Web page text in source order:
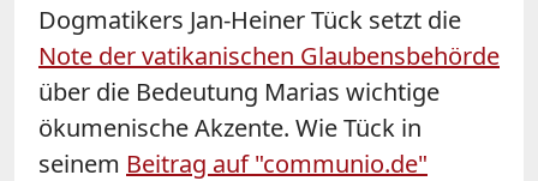
Dogmatikers Jan-Heiner Tück setzt die
Note der vatikanischen Glaubensbehörde
über die Bedeutung Marias wichtige
ökumenische Akzente. Wie Tück in
seinem Beitrag auf "communio.de"